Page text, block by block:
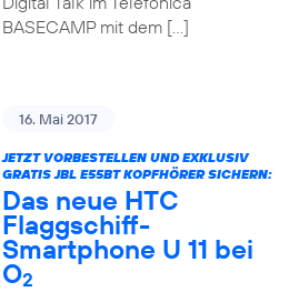
BASECAMP mit dem […]
16. Mai 2017
JETZT VORBESTELLEN UND EXKLUSIV
GRATIS JBL E55BT KOPFHÖRER SICHERN:
Das neue HTC
Flaggschiff-
Smartphone U 11 bei
O2